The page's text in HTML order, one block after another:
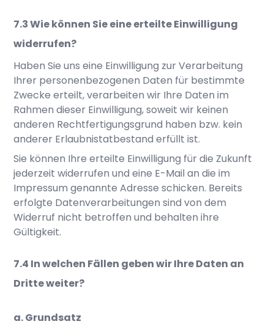
Wie können Sie eine erteilte Einwilligung
widerrufen?
Haben Sie uns eine Einwilligung zur Verarbeitung
Ihrer personenbezogenen Daten für bestimmte
Zwecke erteilt, verarbeiten wir Ihre Daten im
Rahmen dieser Einwilligung, soweit wir keinen
anderen Rechtfertigungsgrund haben bzw. kein
anderer Erlaubnistatbestand erfüllt ist.
Sie können Ihre erteilte Einwilligung für die Zukunft
jederzeit widerrufen und eine E-Mail an die im
Impressum genannte Adresse schicken. Bereits
erfolgte Datenverarbeitungen sind von dem
Widerruf nicht betroffen und behalten ihre
Gültigkeit.
In welchen Fällen geben wir Ihre Daten an
Dritte weiter?
a. Grundsatz